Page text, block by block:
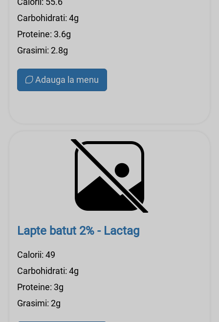
Carbohidrati: 4g
Proteine: 3.6g
Grasimi: 2.8g
Adauga la menu
Lapte batut 2% - Lactag
Calorii: 49
Carbohidrati: 4g
Proteine: 3g
Grasimi: 2g